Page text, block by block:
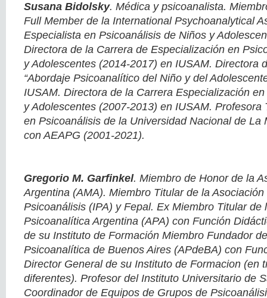
Susana Bidolsky. Médica y psicoanalista.
Full Member de la International Psychoanalytical
Especialista en Psicoanálisis de Niños y
Directora de la Carrera de Especialización en
y Adolescentes (2014-2017) en IUSAM. Directora
“Abordaje Psicoanalítico del Niño y del
IUSAM. Directora de la Carrera Especialización
y Adolescentes (2007-2013) en IUSAM. Profesora
en Psicoanálisis de la Universidad Nacional de La
con AEAPG (2001-2021).
Gregorio M. Garfinkel. Miembro de Honor de la
Argentina (AMA). Miembro Titular de la
Psicoanálisis (IPA) y Fepal. Ex Miembro Titular de
Psicoanalítica Argentina (APA) con Función
de su Instituto de Formación Miembro Fundador
Psicoanalítica de Buenos Aires (APdeBA) con
Director General de su Instituto de Formacion (en
diferentes). Profesor del Instituto Universitario de
Coordinador de Equipos de Grupos de